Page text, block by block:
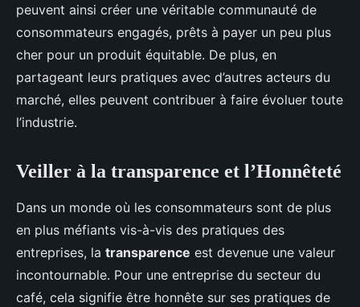
peuvent ainsi créer une véritable communauté de
consommateurs engagés, prêts à payer un peu plus
cher pour un produit équitable. De plus, en
partageant leurs pratiques avec d’autres acteurs du
marché, elles peuvent contribuer à faire évoluer toute
l’industrie.
Veiller à la transparence et l’Honnêteté
Dans un monde où les consommateurs sont de plus
en plus méfiants vis-à-vis des pratiques des
entreprises, la transparence est devenue une valeur
incontournable. Pour une entreprise du secteur du
café, cela signifie être honnête sur ses pratiques de